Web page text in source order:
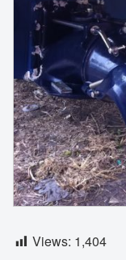
Views: 1,404